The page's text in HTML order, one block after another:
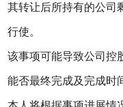
其转让后所持有的公司
行使。
该事项可能导致公司控
能否最终完成及完成时